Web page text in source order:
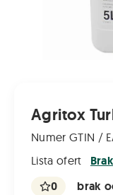
Agritox
Numer GTIN /
Lista ofert
0 brak